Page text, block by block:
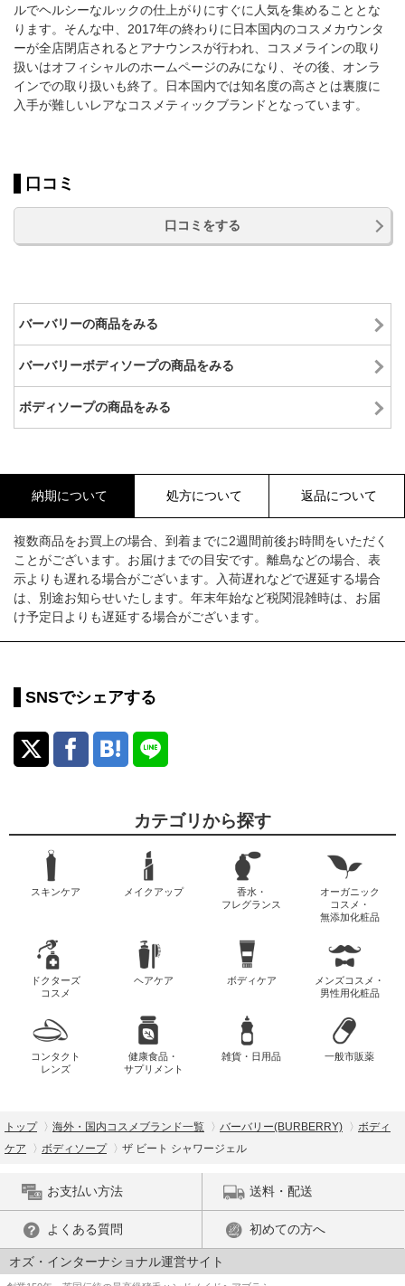
ルでヘルシーなルックの仕上がりにすぐに人気を集めることとな
ります。そんな中、2017年の終わりに日本国内のコスメカウンタ
ーが全店閉店されるとアナウンスが行われ、コスメラインの取り
扱いはオフィシャルのホームページのみになり、その後、オンラ
インでの取り扱いも終了。日本国内では知名度の高さとは裏腹に
入手が難しいレアなコスメティックブランドとなっています。
口コミ
口コミをする
バーバリーの商品をみる
バーバリーボディソープの商品をみる
ボディソープの商品をみる
納期について 処方について 返品について
複数商品をお買上の場合、到着までに2週間前後お時間をいただく
ことがございます。お届けまでの目安です。離島などの場合、表
示よりも遅れる場合がございます。入荷遅れなどで遅延する場合
は、別途お知らせいたします。年末年始など税関混雑時は、お届
け予定日よりも遅延する場合がございます。
SNSでシェアする
カテゴリから探す
スキンケア メイクアップ
香水・
フレグランス
オーガニック
コスメ・
無添加化粧品
ドクターズ
コスメ
ヘアケア ボディケア
メンズコスメ・
男性用化粧品
コンタクト
レンズ
健康食品・
サプリメント
雑貨・日用品 一般市販薬
トップ 海外・国内コスメブランド一覧 バーバリー(BURBERRY)
ボディ
ケア
ボディソープ ザ ビート シャワージェル
お支払い方法 送料・配送
よくある質問 初めての方へ
オズ・インターナショナル運営サイト